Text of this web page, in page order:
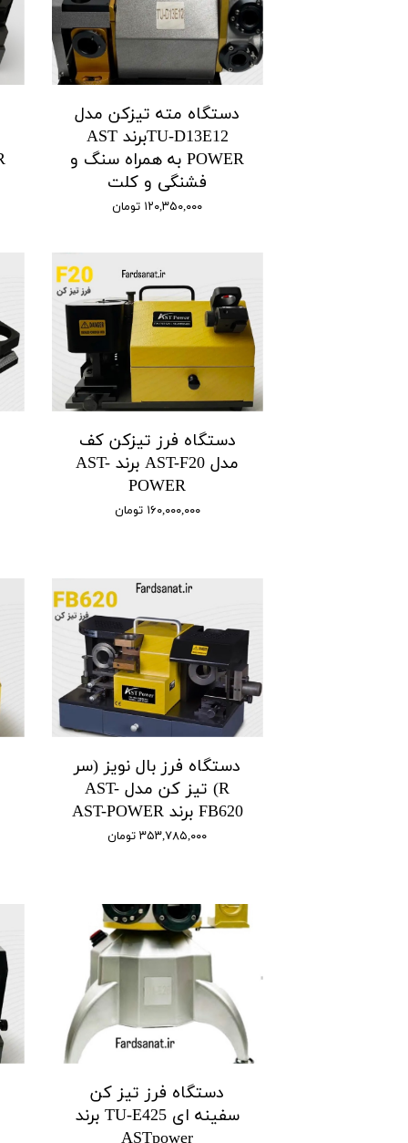
دستگاه مته تیزکن مدل
TU-D13E12برند AST
POWER به همراه سنگ و
فشنگی و کلت
۱۲۰,۳۵۰,۰۰۰ تومان
دستگاه فرز تیزکن کف
مدل AST-F20 برند AST-
POWER
۱۶۰,۰۰۰,۰۰۰ تومان
دستگاه فرز بال نویز (سر
R) تیز کن مدل AST-
FB620 برند AST-POWER
۳۵۳,۷۸۵,۰۰۰ تومان
دستگاه فرز تیز کن
سفینه ای TU-E425 برند